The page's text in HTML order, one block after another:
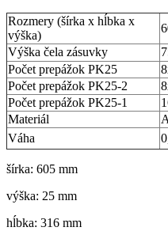
Rozmery (šírka x hĺbka x
výška)
Výška čela zásuvky
Počet prepážok PK25
Počet prepážok PK25-2
Počet prepážok PK25-1
Materiál
Váha
šírka: 605 mm
výška: 25 mm
hĺbka: 316 mm